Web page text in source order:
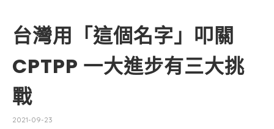
台灣用「這個名字」叩關
CPTPP 一大進步有三大挑
戰
2021-09-23